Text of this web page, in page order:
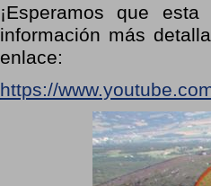
¡Esperamos que
información más
enlace:
https://